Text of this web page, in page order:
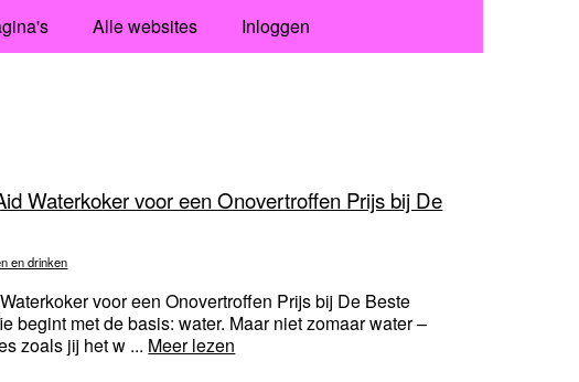
Alle websites Inloggen
Waterkoker voor een Onovertroffen Prijs bij De
en drinken
voor een Onovertroffen Prijs bij De Beste
begint met de basis: water. Maar niet zomaar water –
zoals jij het w ... Meer lezen